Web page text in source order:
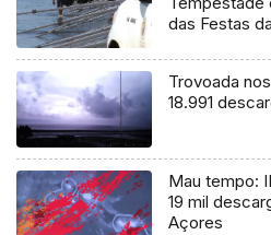
das Festas
Trovoada
18.991
Mau tempo:
19 mil
Açores